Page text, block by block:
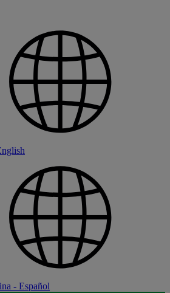
- Español